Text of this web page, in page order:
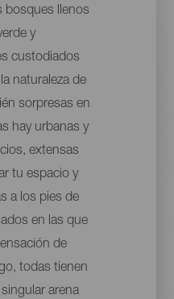
bosques llenos
y
custodiados
naturaleza de
sorpresas en
hay urbanas y
extensas
tu espacio y
a los pies de
en las que
de
todas tienen
arena